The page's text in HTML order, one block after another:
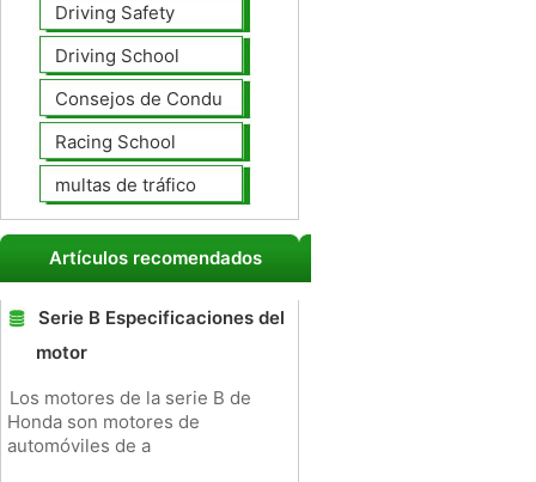
Driving Safety
Driving School
Consejos de Conducción
Racing School
multas de tráfico
Artículos recomendados
Serie B Especificaciones del
motor
Los motores de la serie B de
Honda son motores de
automóviles de a